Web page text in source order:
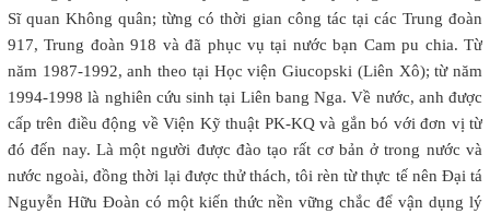
Sĩ quan Không quân; từng có thời gian công tác tại các Trung đoàn
917, Trung đoàn 918 và đã phục vụ tại nước bạn Cam pu chia. Từ
năm 1987-1992, anh theo tại Học viện Giucopski (Liên Xô); từ năm
1994-1998 là nghiên cứu sinh tại Liên bang Nga. Về nước, anh được
cấp trên điều động về Viện Kỹ thuật PK-KQ và gắn bó với đơn vị từ
đó đến nay. Là một người được đào tạo rất cơ bản ở trong nước và
nước ngoài, đồng thời lại được thử thách, tôi rèn từ thực tế nên Đại tá
Nguyễn Hữu Đoàn có một kiến thức nền vững chắc để vận dụng lý